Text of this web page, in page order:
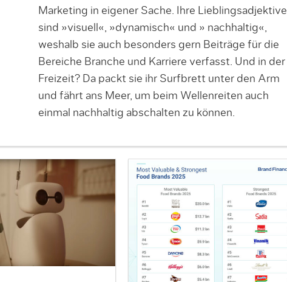
Marketing in eigener Sache. Ihre Lieblingsadjektive
sind »visuell«, »dynamisch« und » nachhaltig«,
weshalb sie auch besonders gern Beiträge für die
Bereiche Branche und Karriere verfasst. Und in der
Freizeit? Da packt sie ihr Surfbrett unter den Arm
und fährt ans Meer, um beim Wellenreiten auch
einmal nachhaltig abschalten zu können.